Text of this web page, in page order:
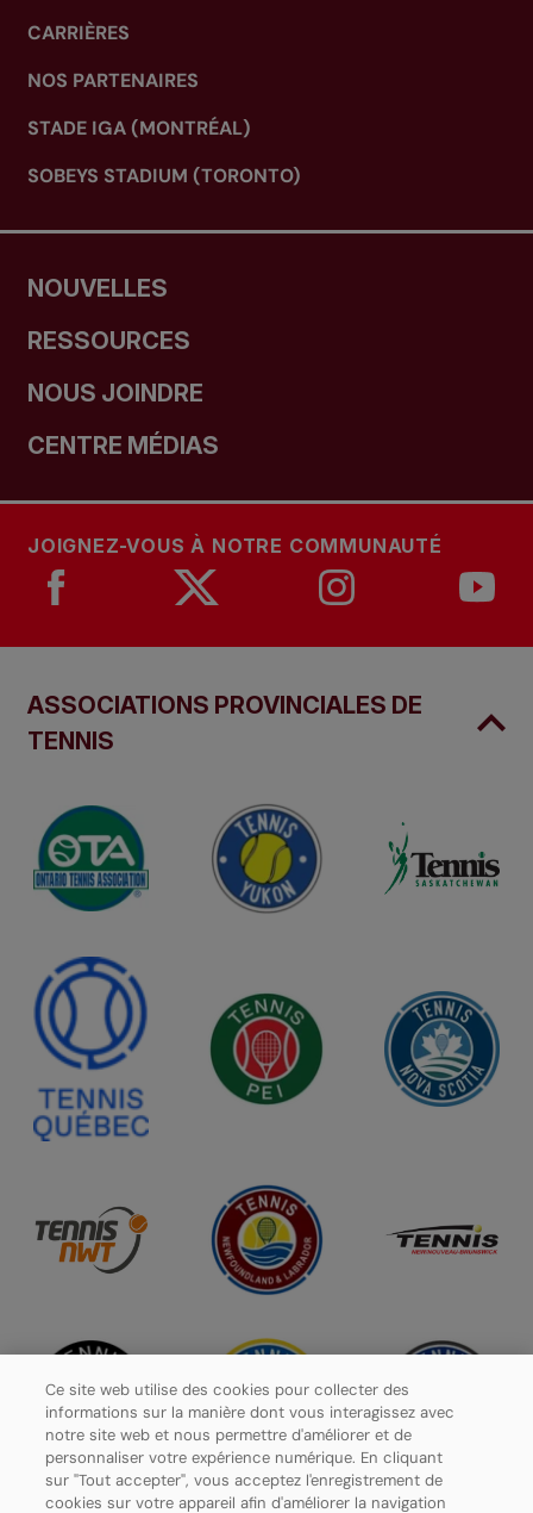
CARRIÈRES
NOS PARTENAIRES
STADE IGA (MONTRÉAL)
SOBEYS STADIUM (TORONTO)
NOUVELLES
RESSOURCES
NOUS JOINDRE
CENTRE MÉDIAS
JOIGNEZ-VOUS À NOTRE COMMUNAUTÉ
ASSOCIATIONS PROVINCIALES DE
TENNIS
Ce site web utilise des cookies pour collecter des
informations sur la manière dont vous interagissez avec
notre site web et nous permettre d'améliorer et de
personnaliser votre expérience numérique. En cliquant
sur "Tout accepter", vous acceptez l'enregistrement de
cookies sur votre appareil afin d'améliorer la navigation